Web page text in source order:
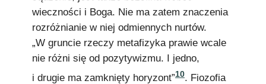
wieczności i Boga. Nie ma zatem znaczenia
rozróżnianie w niej odmiennych nurtów.
„W gruncie rzeczy metafizyka prawie wcale
nie różni się od pozytywizmu. I jedno,
i drugie ma zamknięty horyzont”10. Fiozofia